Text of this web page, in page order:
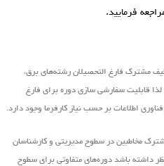
فرمایید.
فارغ التحصیلان رشته‌های برق،
قابلیت سفارشی سازی دوره برای فارغ
اطلاعات بر حسب نیاز کارفرما وجود دارد.
مخاطبین در سطوح مدیریتی و کارشناسان
داشته باشد دوره‌های متفاوتی برای سطوح